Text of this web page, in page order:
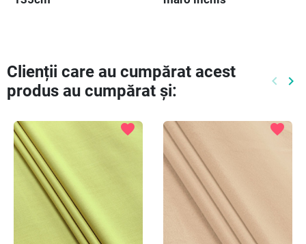
Clienții care au cumpărat acest
produs au cumpărat și:
keyboard_arrow_left keyboard_arrow_right
favorite favorite